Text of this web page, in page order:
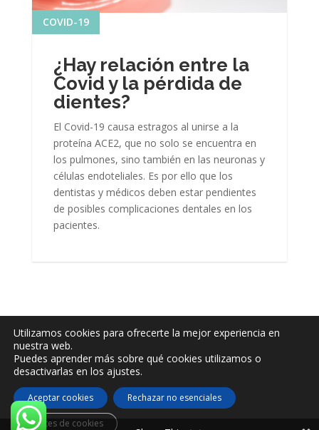
¿Hay relación entre la
Covid y la pérdida de
dientes?
COVID-19
El Covid-19 causa estragos al unirse a la
proteína ACE2, que no solo se encuentra en
los pulmones, sino también en las neuronas y
células endoteliales. Es por ello que los
dentistas y médicos deben estar pendientes
de posibles complicaciones dentales en los
pacientes.
Utilizamos cookies para ofrecerte la mejor experiencia en
nuestra web.
Puedes aprender más sobre qué cookies utilizamos o
desactivarlas en los ajustes.
Aceptar cookies Rechazar no esenciales
Ajustes de cookies